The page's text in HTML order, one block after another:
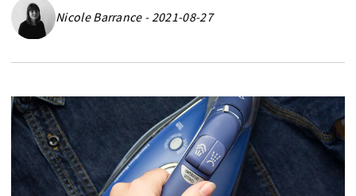
Nicole Barrance - 2021-08-27